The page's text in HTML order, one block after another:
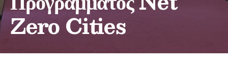
Zero Cities